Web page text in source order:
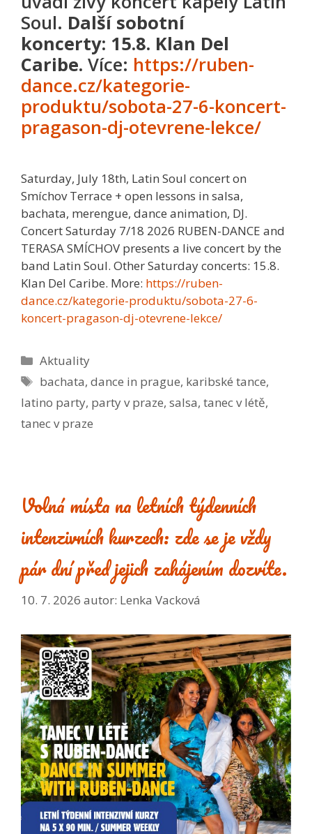
Soul. Další sobotní
koncerty: 15.8. Klan Del
Caribe. Více: https://ruben-
dance.cz/kategorie-
produktu/sobota-27-6-koncert-
pragason-dj-otevrene-lekce/
Saturday, July 18th, Latin Soul concert on
Smíchov Terrace + open lessons in salsa,
bachata, merengue, dance animation, DJ.
Concert Saturday 7/18 2026 RUBEN-DANCE and
TERASA SMÍCHOV presents a live concert by the
band Latin Soul. Other Saturday concerts: 15.8.
Klan Del Caribe. More: https://ruben-
dance.cz/kategorie-produktu/sobota-27-6-
koncert-pragason-dj-otevrene-lekce/
Rubriky
Aktuality
Štítky
bachata,dance in prague, karibské tance,
latino party, party v praze, salsa, tanec v létě,
tanec v praze
Volná místa na letních týdenních
intenzivních kurzech: zde se je vždy
pár dní před jejich zahájením dozvíte.
10. 7. 2026 autor: Lenka Vacková